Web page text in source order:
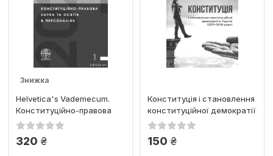
Знижка
Helvetica's Vademecum.
Конституційно-правова
наука та освіта в
320 грн.
Конституція і становлення
конституційної демократії
в Україні (2014-2018...
150 грн.